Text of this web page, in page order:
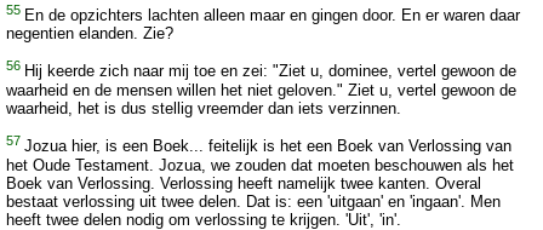
55 En de opzichters lachten alleen maar en gingen door. En er waren daar
negentien elanden. Zie?
56 Hij keerde zich naar mij toe en zei: "Ziet u, dominee, vertel gewoon de
waarheid en de mensen willen het niet geloven." Ziet u, vertel gewoon de
waarheid, het is dus stellig vreemder dan iets verzinnen.
57 Jozua hier, is een Boek... feitelijk is het een Boek van Verlossing van
het Oude Testament. Jozua, we zouden dat moeten beschouwen als het
Boek van Verlossing. Verlossing heeft namelijk twee kanten. Overal
bestaat verlossing uit twee delen. Dat is: een 'uitgaan' en 'ingaan'. Men
heeft twee delen nodig om verlossing te krijgen. 'Uit', 'in'.